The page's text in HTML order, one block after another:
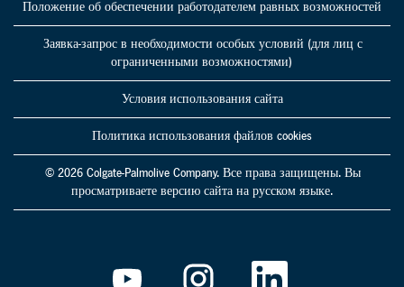
Положение об обеспечении работодателем равных возможностей
Заявка-запрос в необходимости особых условий (для лиц с
ограниченными возможностями)
Условия использования сайта
Политика использования файлов cookies
© 2026 Colgate-Palmolive Company. Все права защищены. Вы
просматриваете версию сайта на русском языке.
О